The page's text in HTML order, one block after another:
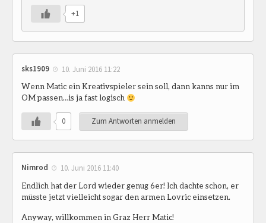
+1
sks1909 10. Juni 2016 11:22
Wenn Matic ein Kreativspieler sein soll, dann kanns nur im
OM passen…is ja fast logisch
0 Zum Antworten anmelden
Nimrod 10. Juni 2016 11:40
Endlich hat der Lord wieder genug 6er! Ich dachte schon, er
müsste jetzt vielleicht sogar den armen Lovric einsetzen.
Anyway, willkommen in Graz Herr Matic!